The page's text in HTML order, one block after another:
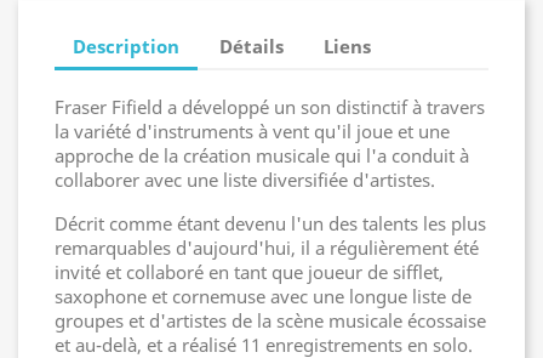
Description Détails Liens
Fraser Fifield a développé un son distinctif à travers
la variété d'instruments à vent qu'il joue et une
approche de la création musicale qui l'a conduit à
collaborer avec une liste diversifiée d'artistes.
Décrit comme étant devenu l'un des talents les plus
remarquables d'aujourd'hui, il a régulièrement été
invité et collaboré en tant que joueur de sifflet,
saxophone et cornemuse avec une longue liste de
groupes et d'artistes de la scène musicale écossaise
et au-delà, et a réalisé 11 enregistrements en solo.